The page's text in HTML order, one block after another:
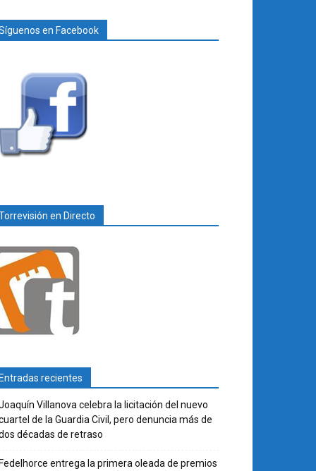
en Facebook
en Directo
recientes
Villanova celebra la licitación del nuevo
de la Guardia Civil, pero denuncia más de
décadas de retraso
entrega la primera oleada de premios